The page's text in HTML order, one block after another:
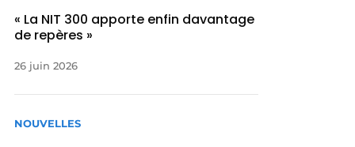
« La NIT 300 apporte enfin davantage
de repères »
26 juin 2026
NOUVELLES